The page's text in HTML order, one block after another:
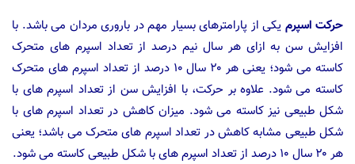
حرکت اسپرم یکی از پارامترهای بسیار مهم در باروری مردان می باشد. با
افزایش سن به ازای هر سال نیم درصد از تعداد اسپرم های متحرک
کاسته می شود؛ یعنی هر ۲۰ سال ۱۰ درصد از تعداد اسپرم های متحرک
کاسته می شود. علاوه بر حرکت، با افزایش سن از تعداد اسپرم های با
شکل طبیعی نیز کاسته می شود. میزان کاهش در تعداد اسپرم های با
شکل طبیعی مشابه کاهش در تعداد اسپرم های متحرک می باشد؛ یعنی
هر ۲۰ سال ۱۰ درصد از تعداد اسپرم های با شکل طبیعی کاسته می شود.